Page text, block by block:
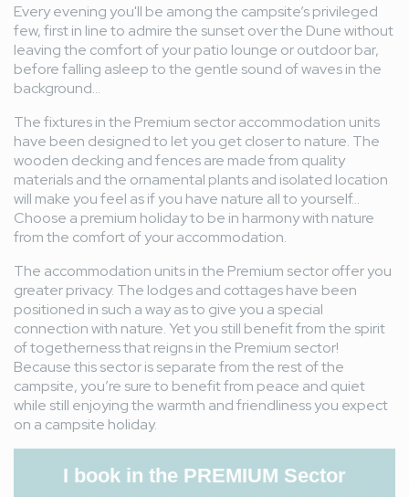
Every evening you'll be among the campsite’s privileged
few, first in line to admire the sunset over the Dune without
leaving the comfort of your patio lounge or outdoor bar,
before falling asleep to the gentle sound of waves in the
background...
The fixtures in the Premium sector accommodation units
have been designed to let you get closer to nature. The
wooden decking and fences are made from quality
materials and the ornamental plants and isolated location
will make you feel as if you have nature all to yourself...
Choose a premium holiday to be in harmony with nature
from the comfort of your accommodation.
The accommodation units in the Premium sector offer you
greater privacy. The lodges and cottages have been
positioned in such a way as to give you a special
connection with nature. Yet you still benefit from the spirit
of togetherness that reigns in the Premium sector!
Because this sector is separate from the rest of the
campsite, you’re sure to benefit from peace and quiet
while still enjoying the warmth and friendliness you expect
on a campsite holiday.
I book in the PREMIUM Sector
comme elle vraiment dans la chambre, on a l'impression de
dormir dans la salle de bain.
Avis général
thumb_upCe camping donne sur une belle dune et un accès
immédiat à la plage. La bio diversité et a bonne surprise
des lapins, ecureuils qui sont en liberté.
thumb_down
Une fois le numéro d’immatriculation du véhicule
enregistré, il serait plus pratique de ne pas avoir à
présenter systématiquement son bracelet pour entrer et
sortir du camping. Enfin, le système d’information en cas
d’orage ou de tempête pourrait être amélioré. Le drapeau
de sécurité n’est pas très visible et, pour les vacanciers
logés du côté de la Dune, il faut traverser une grande
partie du camping pour obtenir des informations. Il serait
également souhaitable que les informations diffusées sur
l’application soient mises à jour en temps réel afin de
permettre à chacun de suiv
Marc C France 8,1
From 13/06/2026 to 27/06/2026
Couple
et très agréable avec son jacuzzi.